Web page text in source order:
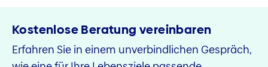
Kostenlose Beratung vereinbaren
Erfahren Sie in einem unverbindlichen Gespräch,